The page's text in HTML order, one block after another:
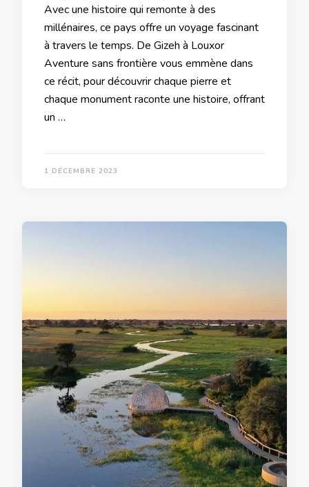
Avec une histoire qui remonte à des
millénaires, ce pays offre un voyage fascinant
à travers le temps. De Gizeh à Louxor
Aventure sans frontière vous emmène dans
ce récit, pour découvrir chaque pierre et
chaque monument raconte une histoire, offrant
un …
1 DÉCEMBRE 2023